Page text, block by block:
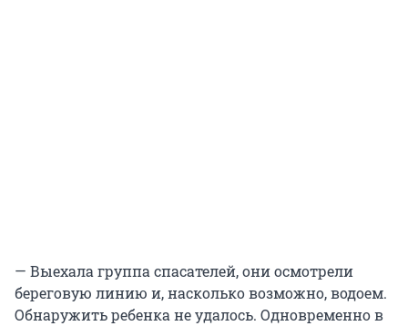
— Выехала группа спасателей, они осмотрели
береговую линию и, насколько возможно, водоем.
Обнаружить ребенка не удалось. Одновременно в